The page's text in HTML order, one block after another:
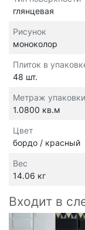
глянцевая
Рисунок
моноколор
Плиток в
48 шт.
Метраж упаковки
1.0800 кв.м
Цвет
бордо / красный
Вес
14.06 кг
Входит в